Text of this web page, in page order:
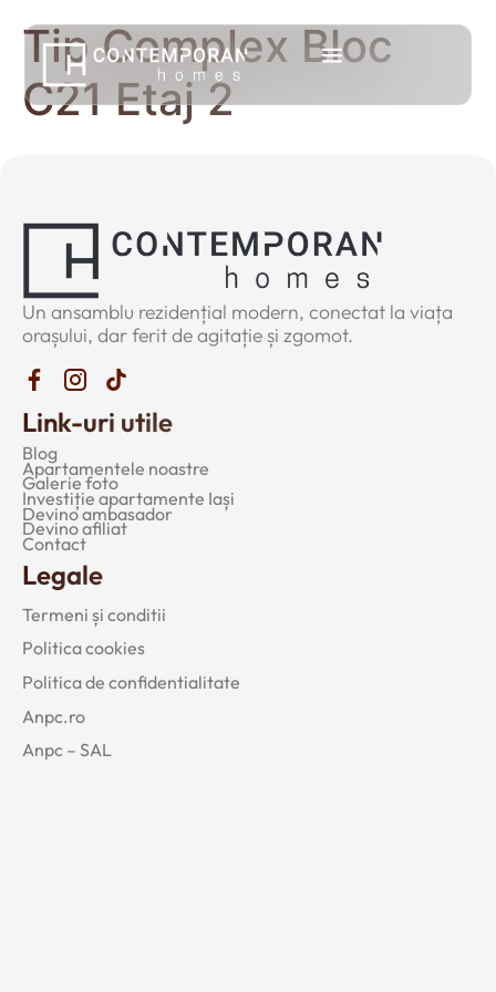
Tip Complex Bloc
C21 Etaj 2
Un ansamblu rezidențial modern, conectat la viața
orașului, dar ferit de agitație și zgomot.
Link-uri utile
Blog
Apartamentele noastre
Galerie foto
Investiție apartamente Iași
Devino ambasador
Devino afiliat
Contact
Legale
Termeni și conditii
Politica cookies
Politica de confidentialitate
Anpc.ro
Anpc – SAL